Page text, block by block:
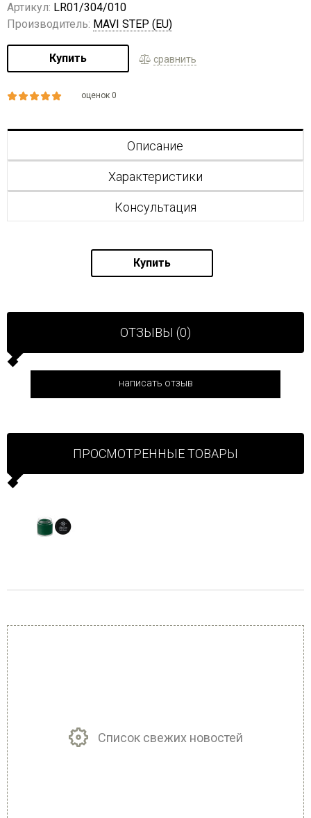
Артикул: LR01/304/010
Производитель: MAVI STEP (EU)
Купить сравнить
оценок 0
Описание
Характеристики
Консультация
Купить
ОТЗЫВЫ (0)
написать отзыв
ПРОСМОТРЕННЫЕ ТОВАРЫ
Список свежих новостей